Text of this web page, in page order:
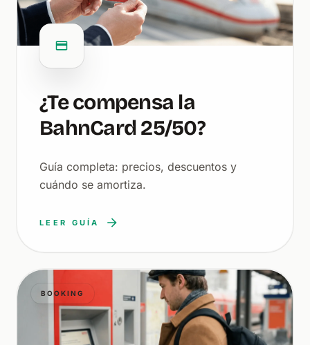
¿Te compensa la
BahnCard 25/50?
Guía completa: precios, descuentos y
cuándo se amortiza.
LEER GUÍA
BOOKING